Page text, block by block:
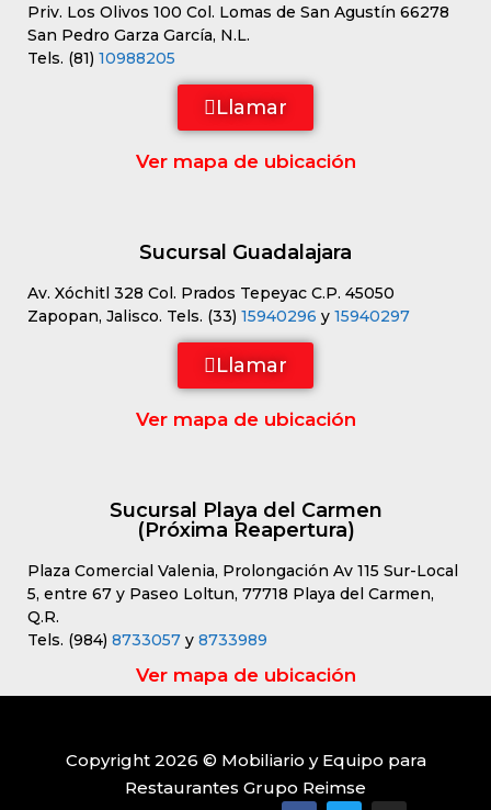
Priv. Los Olivos 100 Col. Lomas de San Agustín 66278
San Pedro Garza García, N.L.
Tels. (81) 10988205
Llamar
Ver mapa de ubicación
Sucursal Guadalajara
Av. Xóchitl 328 Col. Prados Tepeyac C.P. 45050
Zapopan, Jalisco. Tels. (33) 15940296 y 15940297
Llamar
Ver mapa de ubicación
Sucursal Playa del Carmen
(Próxima Reapertura)
Plaza Comercial Valenia, Prolongación Av 115 Sur-Local
5, entre 67 y Paseo Loltun, 77718 Playa del Carmen,
Q.R.
Tels. (984) 8733057 y 8733989
Ver mapa de ubicación
Copyright 2026 © Mobiliario y Equipo para
Restaurantes Grupo Reimse